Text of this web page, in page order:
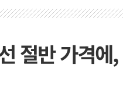
이란 핵심 원유 수출항
[AI MY 뉴스] 뉴욕 반도
뉴욕증시 프리뷰, 美 고
절반 가격에